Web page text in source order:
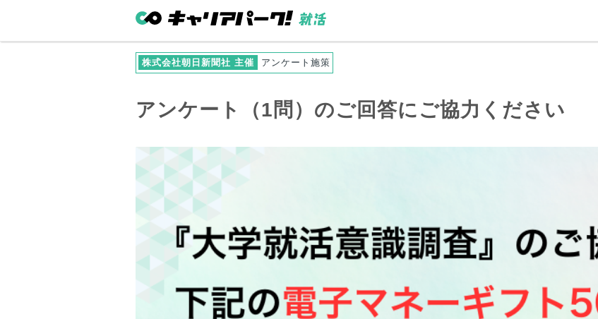
株式会社朝日新聞社 主催 アンケート施策
アンケート（1問）のご回答にご協力ください